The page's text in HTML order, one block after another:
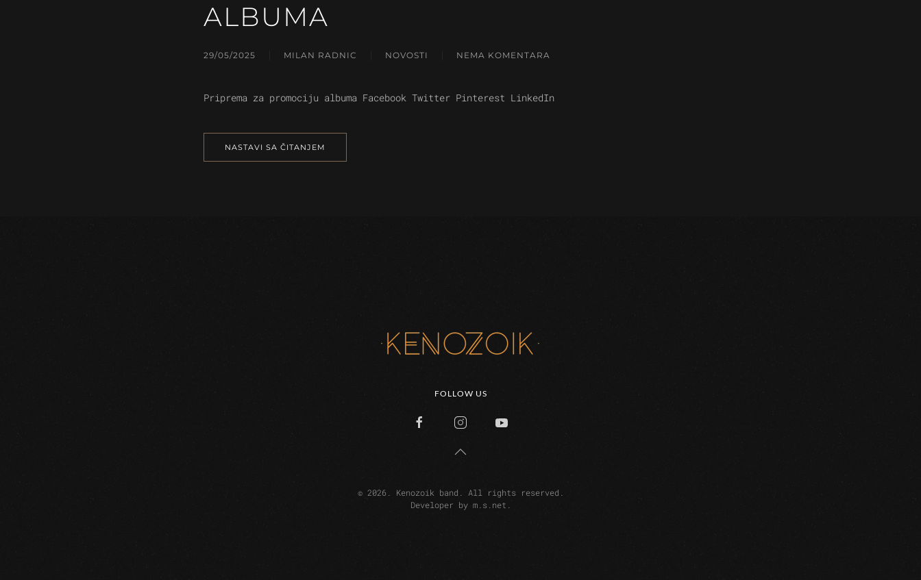
ALBUMA
29/05/2025 MILAN RADNIC NOVOSTI NEMA KOMENTARA
NA
PROMOCIJU
Priprema za promociju albuma Facebook Twitter Pinterest LinkedIn
NASTAVI SA ČITANJEM
FOLLOW US
© 2026.
Kenozoik band. All rights reserved.
Developer by m.s.net